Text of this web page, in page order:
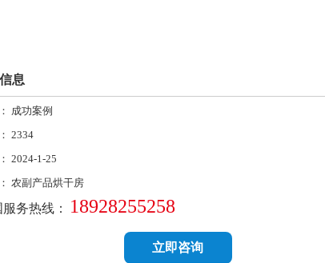
息
成功案例
2334
2024-1-25
农副产品烘干房
务热线： 18928255258
立即咨询